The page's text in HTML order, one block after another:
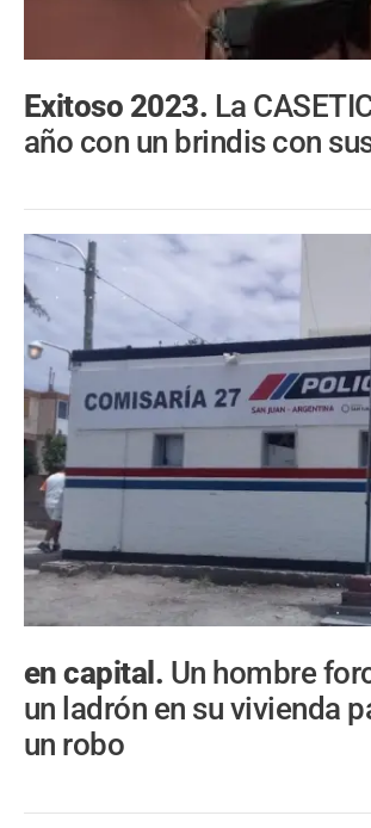
Exitoso 2023. La
año con un brindis con
en capital. Un hombre
un ladrón en su vivienda
un robo